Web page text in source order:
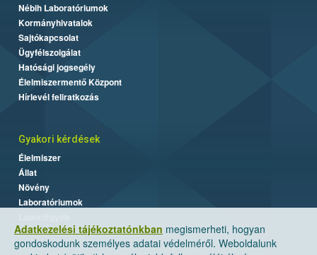
Adatkezelési tájékoztatónkban megismerheti, hogyan
gondoskodunk személyes adatai védelméről. Weboldalunk
Nébih Laboratóriumok
Kormányhivatalok
Sajtókapcsolat
Ügyfélszolgálat
Hatósági jogsegély
Élelmiszermentő Központ
Hírlevél feliratkozás
Gyakori kérdések
Élelmiszer
Állat
Növény
Laboratóriumok